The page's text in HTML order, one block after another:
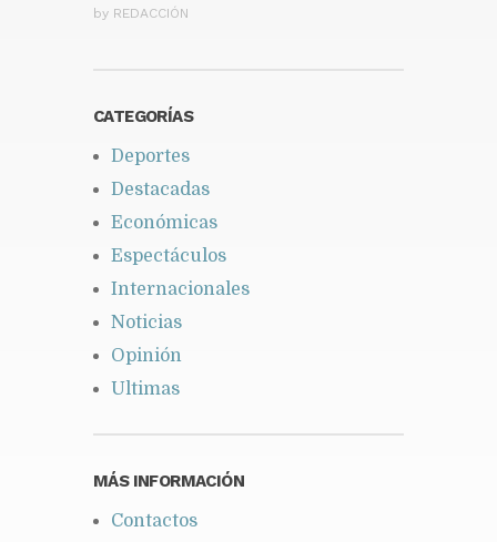
by REDACCIÓN
CATEGORÍAS
Deportes
Destacadas
Económicas
Espectáculos
Internacionales
Noticias
Opinión
Ultimas
MÁS INFORMACIÓN
Contactos